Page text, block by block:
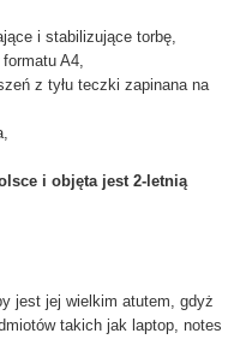
i stabilizujące torbę,
A4,
z tyłu teczki zapinana na
i objęta jest 2-letnią
jest jej wielkim atutem, gdyż
takich jak laptop, notes